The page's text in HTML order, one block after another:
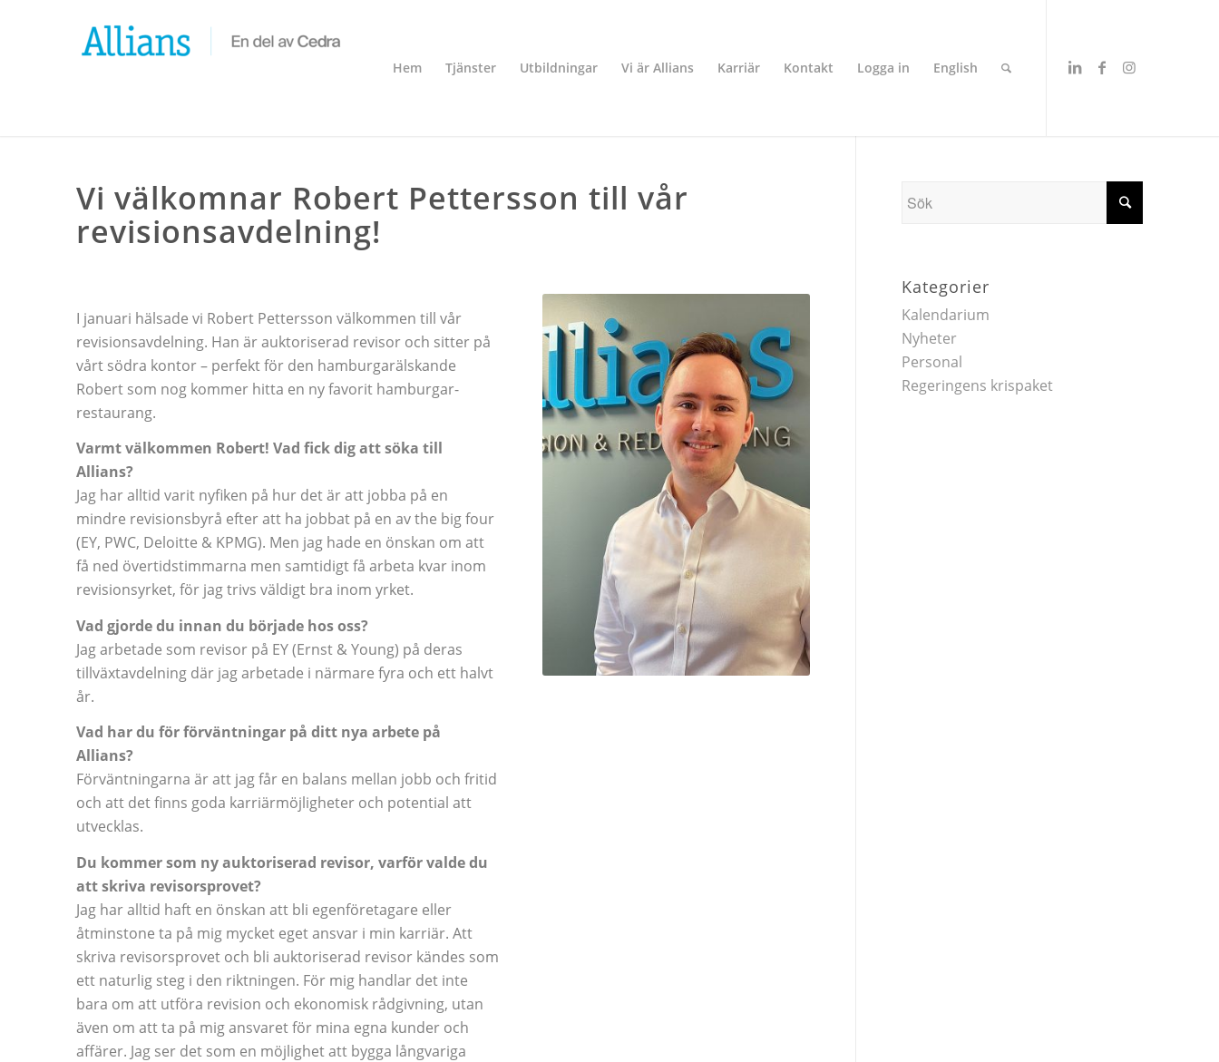
Hem Tjänster Utbildningar Vi är Allians Karriär Kontakt Logga in English
Vi välkomnar Robert Pettersson till vår
revisionsavdelning!
I januari hälsade vi Robert Pettersson välkommen till vår
revisionsavdelning. Han är auktoriserad revisor och sitter på
vårt södra kontor – perfekt för den hamburgarälskande
Robert som nog kommer hitta en ny favorit hamburgar-
restaurang.
Varmt välkommen Robert! Vad fick dig att söka till
Allians?
Jag har alltid varit nyfiken på hur det är att jobba på en
mindre revisionsbyrå efter att ha jobbat på en av the big four
(EY, PWC, Deloitte & KPMG). Men jag hade en önskan om att
få ned övertidstimmarna men samtidigt få arbeta kvar inom
revisionsyrket, för jag trivs väldigt bra inom yrket.
Vad gjorde du innan du började hos oss?
Jag arbetade som revisor på EY (Ernst & Young) på deras
tillväxtavdelning där jag arbetade i närmare fyra och ett halvt
år.
Vad har du för förväntningar på ditt nya arbete på
Allians?
Förväntningarna är att jag får en balans mellan jobb och fritid
och att det finns goda karriärmöjligheter och potential att
utvecklas.
Du kommer som ny auktoriserad revisor, varför valde du
att skriva revisorsprovet?
Jag har alltid haft en önskan att bli egenföretagare eller
åtminstone ta på mig mycket eget ansvar i min karriär. Att
skriva revisorsprovet och bli auktoriserad revisor kändes som
ett naturlig steg i den riktningen. För mig handlar det inte
bara om att utföra revision och ekonomisk rådgivning, utan
även om att ta på mig ansvaret för mina egna kunder och
affärer. Jag ser det som en möjlighet att bygga långvariga
Kategorier
Kalendarium
Nyheter
Personal
Regeringens krispaket